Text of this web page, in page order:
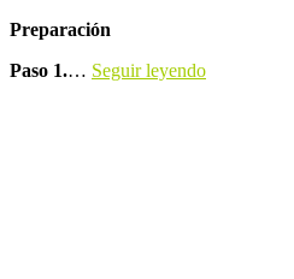
Preparación
Paso 1.… Seguir leyendo